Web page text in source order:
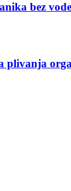
bez vode
plivanja